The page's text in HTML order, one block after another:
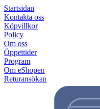
Startsidan
Kontakta oss
Köpvillkor
Policy
Om oss
Öppettider
Program
Om eShopen
Returansökan